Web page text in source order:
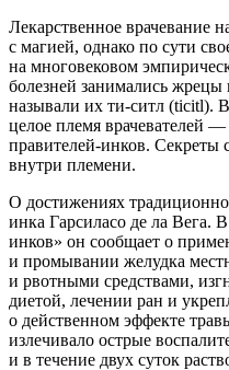
Лекарственное врачевание
с магией, однако по сути
на многовековом
болезней занимались
называли их ти-ситл (ticitl).
целое племя врачевателей
правителей-инков. Секреты
внутри племени.
О достижениях
инка Гарсиласо де ла Вега.
инков» он сообщает о
и промывании желудка
и рвотными средствами,
диетой, лечении ран и
о действенном эффекте
излечивало острые
и в течение двух суток